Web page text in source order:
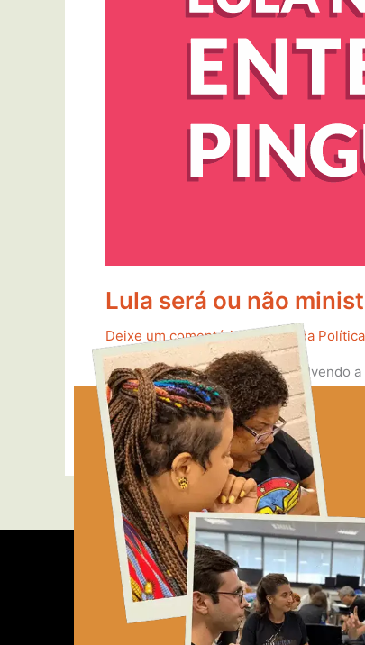
Lula será ou não
Deixe um comentário /Básico da Política
Entenda a briga na Justiça envolvendo
Read More »